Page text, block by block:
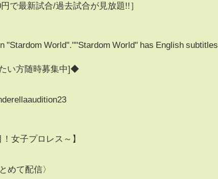
で最新試合/過去試合が見放題!!］
"Stardom World".""Stardom World" has English subtitles.
い方随時募集中]◆
女子プロレス～】
めて配信〉